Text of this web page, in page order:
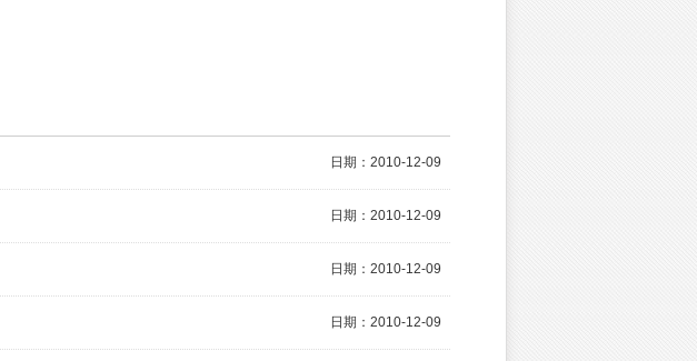
日期：2010-12-09
日期：2010-12-09
日期：2010-12-09
日期：2010-12-09